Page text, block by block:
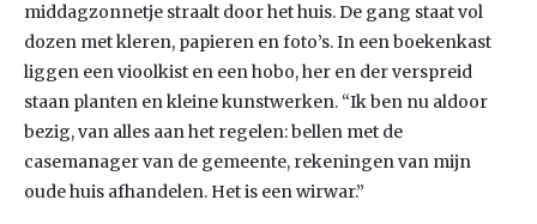
middagzonnetje straalt door het huis. De gang staat vol
dozen met kleren, papieren en foto’s. In een boekenkast
liggen een vioolkist en een hobo, her en der verspreid
staan planten en kleine kunstwerken. “Ik ben nu aldoor
bezig, van alles aan het regelen: bellen met de
casemanager van de gemeente, rekeningen van mijn
oude huis afhandelen. Het is een wirwar.”